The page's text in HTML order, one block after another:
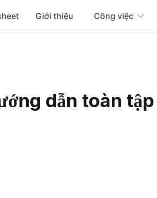
Giới thiệu Công việc
dẫn toàn tập